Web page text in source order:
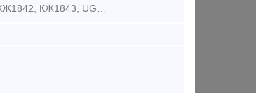
Ремонтируемое оборудование: выполним капитальный ремонт колёсотокарных (мод. КЖ1842, КЖ1843, UGB-150 ,UBB112ф3, осетокарные 1833, и колёсофрезерных КЖ-20,1836М.10 КЗТС, UBC-150, UBC-130, UBC-125 с Ч